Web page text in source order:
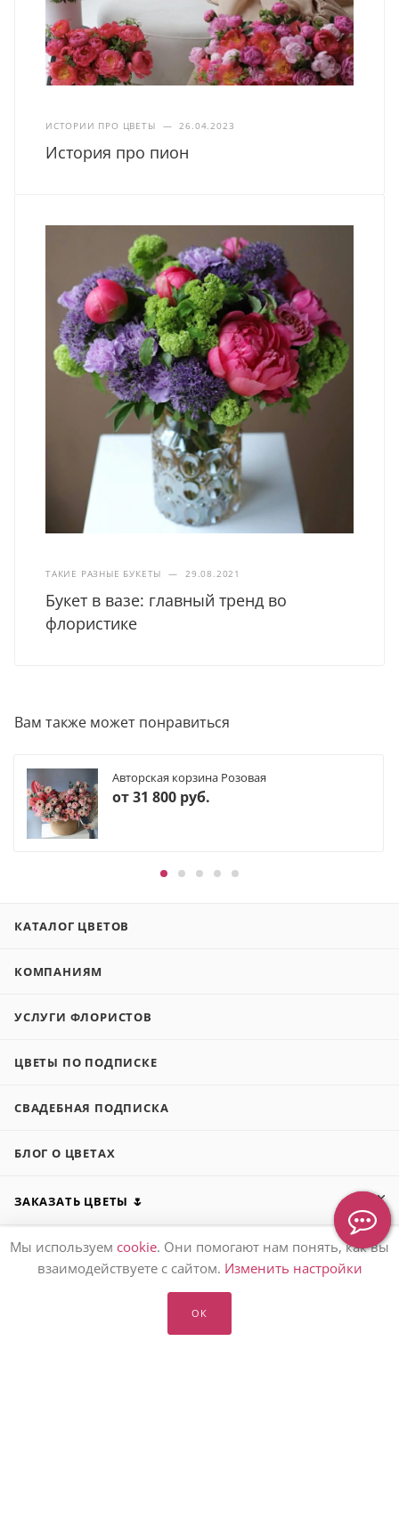
ИСТОРИИ ПРО ЦВЕТЫ — 26.04.2023
История про пион
ТАКИЕ РАЗНЫЕ БУКЕТЫ — 29.08.2021
Букет в вазе: главный тренд во
флористике
Вам также может понравиться
Авторская корзина Розовая
от31 800 руб.
КАТАЛОГ ЦВЕТОВ
КОМПАНИЯМ
УСЛУГИ ФЛОРИСТОВ
ЦВЕТЫ ПО ПОДПИСКЕ
СВАДЕБНАЯ ПОДПИСКА
БЛОГ О ЦВЕТАХ
ЗАКАЗАТЬ ЦВЕТЫ 🌷
ПОДАРИТЬ БУКЕТ 💐
Мы используем cookie. Они помогают нам понять, как вы
взаимодействуете с сайтом. Изменить настройки
ОК